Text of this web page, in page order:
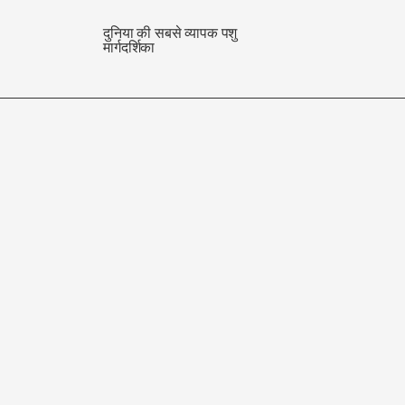
दुनिया की सबसे व्यापक पशु
मार्गदर्शिका